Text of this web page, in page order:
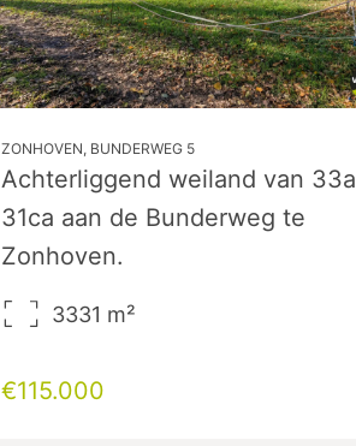
ZONHOVEN, BUNDERWEG 5
Achterliggend weiland van 33a
31ca aan de Bunderweg te
Zonhoven.
3331 m²
€115.000